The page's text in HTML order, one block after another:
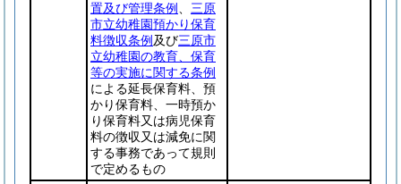
置及び管理条例
三原
市立幼稚園預かり保育
料徴収条例 及び三原市
立幼稚園の教育、保育
等の実施に関する条例
による延長保育料、預
かり保育料、一時預か
り保育料又は病児保育
料の徴収又は減免に関
する事務であって規則
で定めるもの